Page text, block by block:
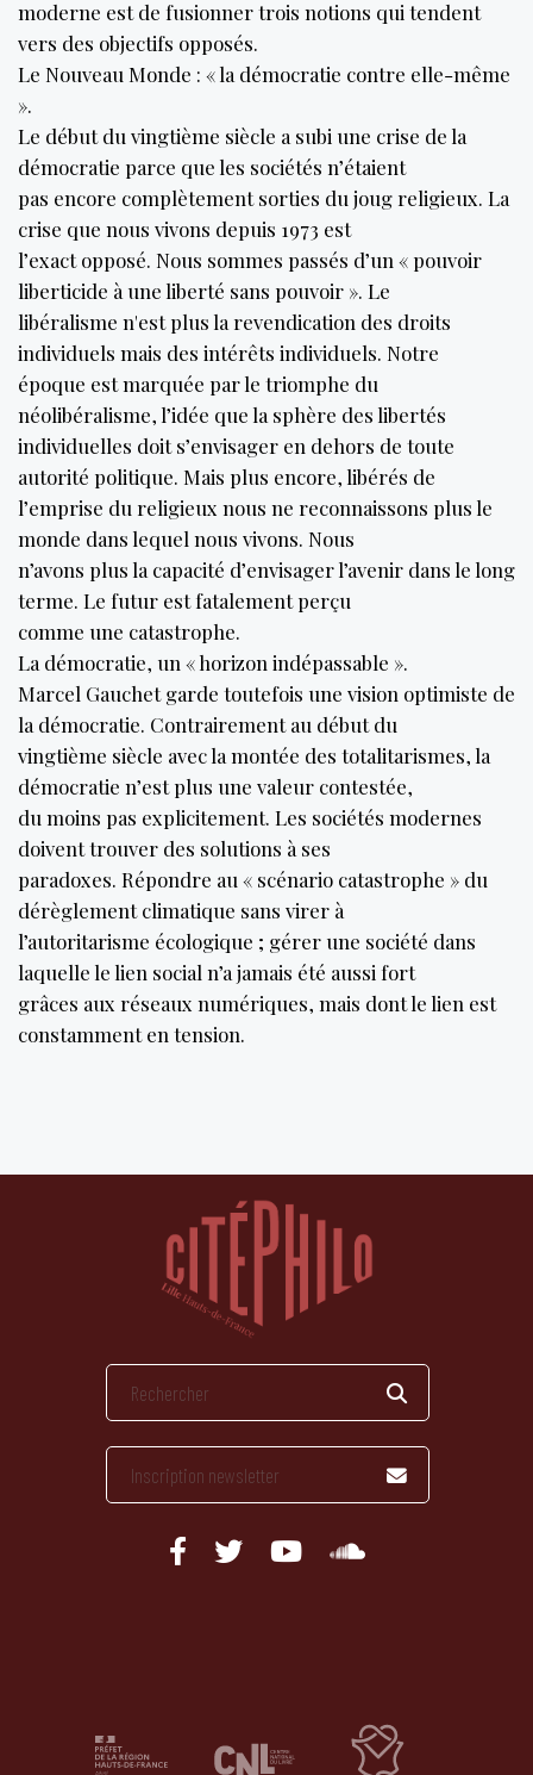
moderne est de fusionner trois notions qui tendent
vers des objectifs opposés.
Le Nouveau Monde : « la démocratie contre elle-même
».
Le début du vingtième siècle a subi une crise de la
démocratie parce que les sociétés n’étaient
pas encore complètement sorties du joug religieux. La
crise que nous vivons depuis 1973 est
l’exact opposé. Nous sommes passés d’un « pouvoir
liberticide à une liberté sans pouvoir ». Le
libéralisme n'est plus la revendication des droits
individuels mais des intérêts individuels. Notre
époque est marquée par le triomphe du
néolibéralisme, l’idée que la sphère des libertés
individuelles doit s’envisager en dehors de toute
autorité politique. Mais plus encore, libérés de
l’emprise du religieux nous ne reconnaissons plus le
monde dans lequel nous vivons. Nous
n’avons plus la capacité d’envisager l’avenir dans le long
terme. Le futur est fatalement perçu
comme une catastrophe.
La démocratie, un « horizon indépassable ».
Marcel Gauchet garde toutefois une vision optimiste de
la démocratie. Contrairement au début du
vingtième siècle avec la montée des totalitarismes, la
démocratie n’est plus une valeur contestée,
du moins pas explicitement. Les sociétés modernes
doivent trouver des solutions à ses
paradoxes. Répondre au « scénario catastrophe » du
dérèglement climatique sans virer à
l’autoritarisme écologique ; gérer une société dans
laquelle le lien social n’a jamais été aussi fort
grâces aux réseaux numériques, mais dont le lien est
constamment en tension.